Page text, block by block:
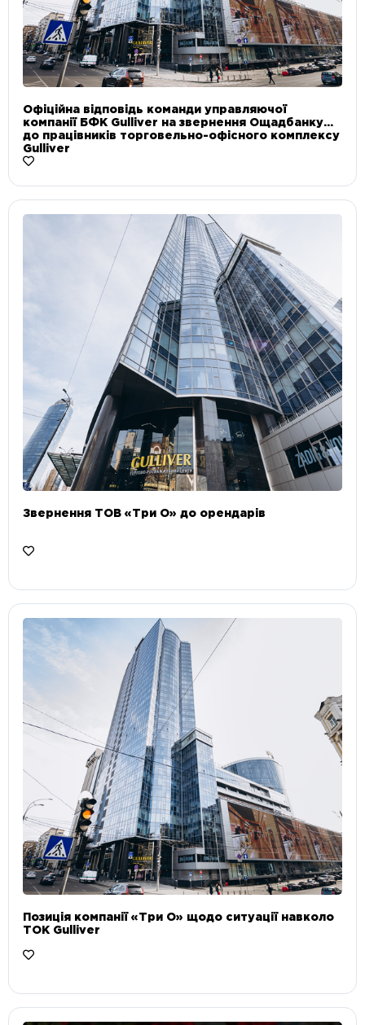
Офіційна відповідь команди управляючої
компанії БФК Gulliver на звернення Ощадбанку
до працівників торговельно-офісного комплексу
Gulliver
Звернення ТОВ «Три О» до орендарів
Позиція компанії «Три О» щодо ситуації навколо
ТОК Gulliver